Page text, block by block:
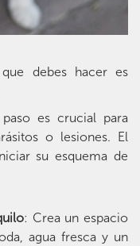
debes hacer es
paso es crucial para
o lesiones. El
su esquema de
: Crea un espacio
agua fresca y un